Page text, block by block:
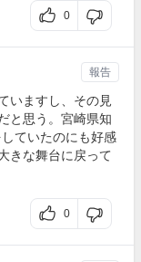
0
いますし、その見
と思う。宮崎県知
ていたのにも好感
きな舞台に戻って
0
報告